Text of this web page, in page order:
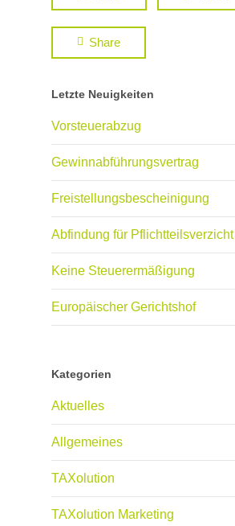
Share
Letzte Neuigkeiten
Vorsteuerabzug
Gewinnabführungsvertrag
Freistellungsbescheinigung
Abfindung für Pflichtteilsverzicht
Keine Steuerermäßigung
Europäischer Gerichtshof
Kategorien
Aktuelles
Allgemeines
TAXolution
TAXolution Marketing